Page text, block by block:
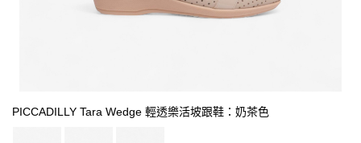
PICCADILLY Tara Wedge 輕透樂活坡跟鞋：奶茶色